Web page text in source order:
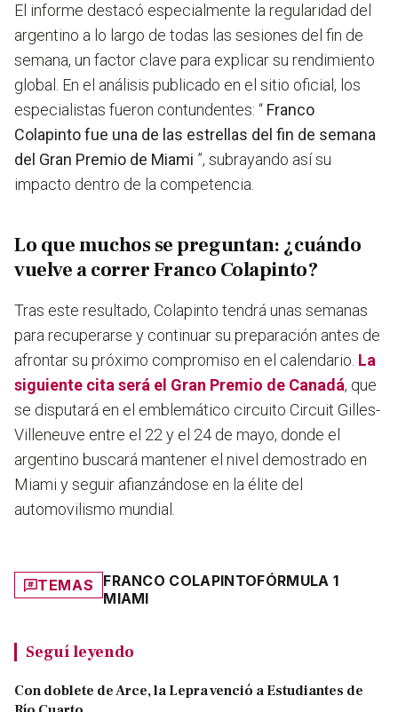
El informe destacó especialmente la regularidad del
argentino a lo largo de todas las sesiones del fin de
semana, un factor clave para explicar su rendimiento
global. En el análisis publicado en el sitio oficial, los
especialistas fueron contundentes: “ Franco
Colapinto fue una de las estrellas del fin de semana
del Gran Premio de Miami ”, subrayando así su
impacto dentro de la competencia.
Lo que muchos se preguntan: ¿cuándo
vuelve a correr Franco Colapinto?
Tras este resultado, Colapinto tendrá unas semanas
para recuperarse y continuar su preparación antes de
afrontar su próximo compromiso en el calendario. La
siguiente cita será el Gran Premio de Canadá, que
se disputará en el emblemático circuito Circuit Gilles-
Villeneuve entre el 22 y el 24 de mayo, donde el
argentino buscará mantener el nivel demostrado en
Miami y seguir afianzándose en la élite del
automovilismo mundial.
TEMAS FRANCO COLAPINTOFÓRMULA 1
MIAMI
Seguí leyendo
Con doblete de Arce, la Lepra venció a Estudiantes de